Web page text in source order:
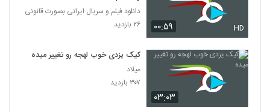
۰۰:۵۹ HD
دانلود فیلم و سریال ایرانی بصورت قانونی
۲۶ بازدید
۰۳:۰۳
کیک یزدی خوب لهجه رو تغییر میده
میلاد
۳۰۷ بازدید